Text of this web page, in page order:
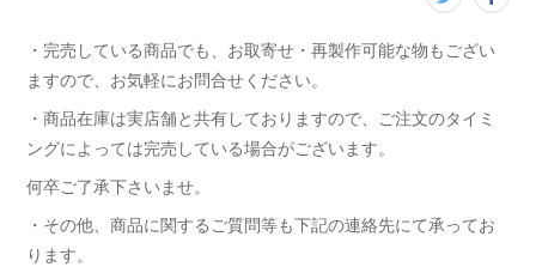
・完売している商品でも、お取寄せ・再製作可能な物もござい
ますので、お気軽にお問合せください。
・商品在庫は実店舗と共有しておりますので、ご注文のタイミ
ングによっては完売している場合がございます。
何卒ご了承下さいませ。
・その他、商品に関するご質問等も下記の連絡先にて承ってお
ります。